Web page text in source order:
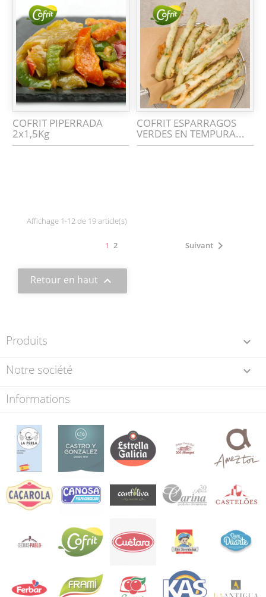
COFRIT PIPERRADA
2x1,5Kg
COFRIT ESPARRAGOS
VERDES EN TEMPURA...
Affichage 1-12 de 19 article(s)
1 2 Suivant 
Retour en haut 
Produits 
Notre société 
Informations